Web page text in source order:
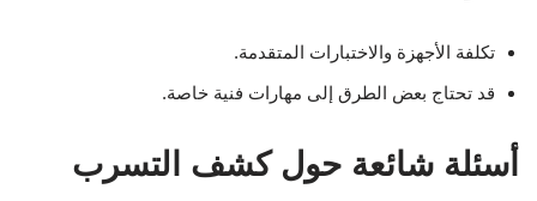
تكلفة الأجهزة والاختبارات المتقدمة.
قد تحتاج بعض الطرق إلى مهارات فنية خاصة.
أسئلة شائعة حول كشف التسرب